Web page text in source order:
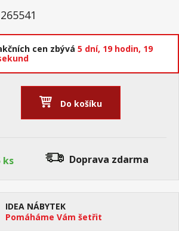
cen zbývá 5 dní, 19 hodin, 19
Do košíku
ks Doprava zdarma
IDEA NÁBYTEK
Pomáháme Vám šetřit